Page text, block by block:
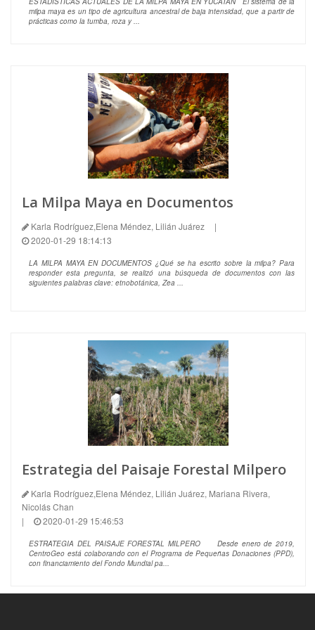
milpa maya es un tipo de agricultura ancestral de baja intensidad, que a partir de
prácticas como la tumba, roza y ...
La Milpa Maya en Documentos
Karla Rodríguez,Elena Méndez, Lilián Juárez
|
2020-01-29 18:14:13
LA MILPA MAYA EN DOCUMENTOS ¿Qué se ha escrito sobre la milpa? Para
responder esta pregunta, se realizó una búsqueda de documentos con las
siguientes palabras clave: etnobotánica, Zea ...
Estrategia del Paisaje Forestal Milpero
Karla Rodríguez,Elena Méndez, Lilián Juárez, Mariana Rivera,
Nicolás Chan
|
2020-01-29 15:46:53
ESTRATEGIA DEL PAISAJE FORESTAL MILPERO Desde enero de 2019,
CentroGeo está colaborando con el Programa de Pequeñas Donaciones (PPD),
con financiamiento del Fondo Mundial pa...